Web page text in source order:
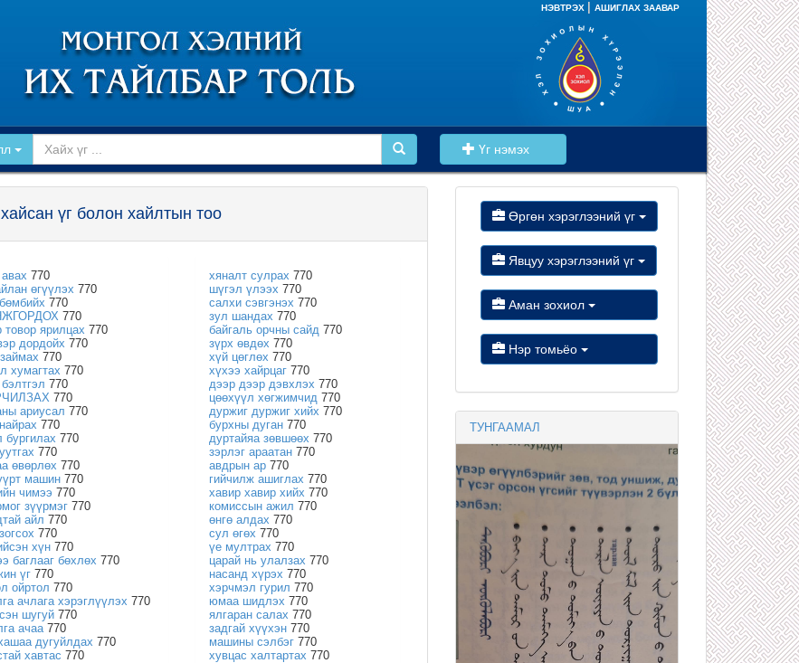
НЭВТРЭХ АШИГЛАХ ЗААВАР
Үг нэмэх
үг болон хайлтын тоо
770
өгүүлэх 770
770
770
товор ярилцах 770
дордойх 770
770
хумагтах 770
770
770
ариусал 770
770
бургилах 770
770
өвөрлөх 770
машин 770
чимээ 770
зүүрмэг 770
айл 770
770
хүн 770
баглааг бөхлөх 770
үг 770
ойртол 770
ачлага хэрэглүүлэх 770
шугуй 770
ачаа770
дугуйлдах 770
хавтас 770
хяналт сулрах 770
шүгэл үлээх 770
салхи сэвгэнэх 770
зул шандах 770
байгаль орчны сайд770
зүрх өвдөх 770
хүй цөглөх 770
хүхээ хайрцаг770
дээр дээр дэвхлэх 770
цөөхүүл хөгжимчид770
дуржиг дуржиг хийх 770
бурхны дуган770
дуртайяа зөвшөөх 770
зэрлэг араатан770
авдрын ар770
гийчилж ашиглах 770
хавир хавир хийх 770
комиссын ажил 770
өнгө алдах 770
сул өгөх 770
үе мултрах 770
царай нь улалзах 770
насанд хүрэх 770
хэрчмэл гурил 770
юмаа шидлэх 770
ялгаран салах 770
задгай хүүхэн770
машины сэлбэг770
хувцас халтартах 770
Өргөн хэрэглээний үг
Явцуу хэрэглээний үг
Аман зохиол
Нэр томьёо
ТУНГААМАЛ